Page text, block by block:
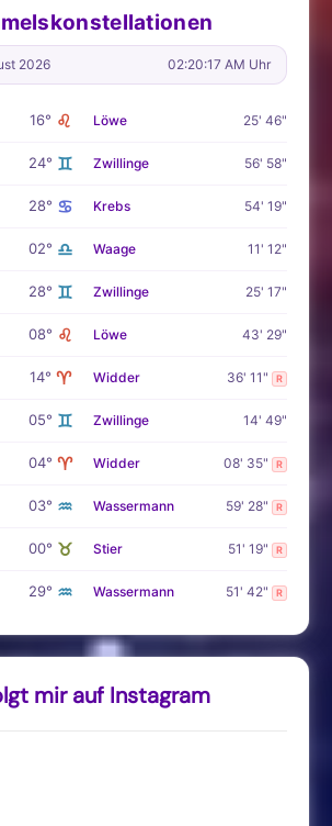
2026 02:20:19 AM Uhr
16° ♌ Löwe 25' 46"
24° ♊ Zwillinge 56' 58"
28° ♋ Krebs 54' 19"
02° ♎ Waage 11' 12"
28° ♊ Zwillinge 25' 17"
08° ♌ Löwe 43' 29"
14° ♈ Widder 36' 11" R
05° ♊ Zwillinge 14' 49"
04° ♈ Widder 08' 35" R
03° ♒ Wassermann 59' 28" R
00° ♉ Stier 51' 19" R
29° ♒ Wassermann 51' 42" R
mir auf Instagram